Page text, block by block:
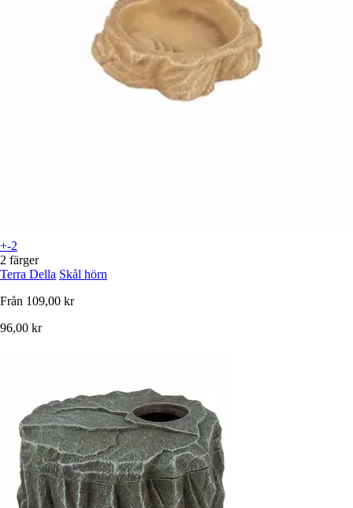
+-2
2 färger
Terra Della Skål hörn
Från 109,00 kr
96,00 kr